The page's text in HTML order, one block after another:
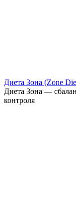
Диета Зона (Zone
Диета Зона —
контроля